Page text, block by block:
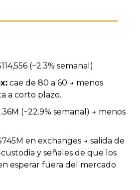
(−2.3% semanal)
cae de 80 a 60 → menos
a corto plazo.
(−22.9% semanal) → menos
en exchanges → salida de
y señales de que los
esperar fuera del mercado